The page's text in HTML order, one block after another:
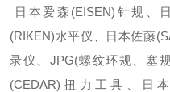
日本爱森(EISEN)针规、
(RIKEN)水平仪、日本佐藤
录仪、JPG(螺纹环规、塞
(CEDAR)扭力工具、日